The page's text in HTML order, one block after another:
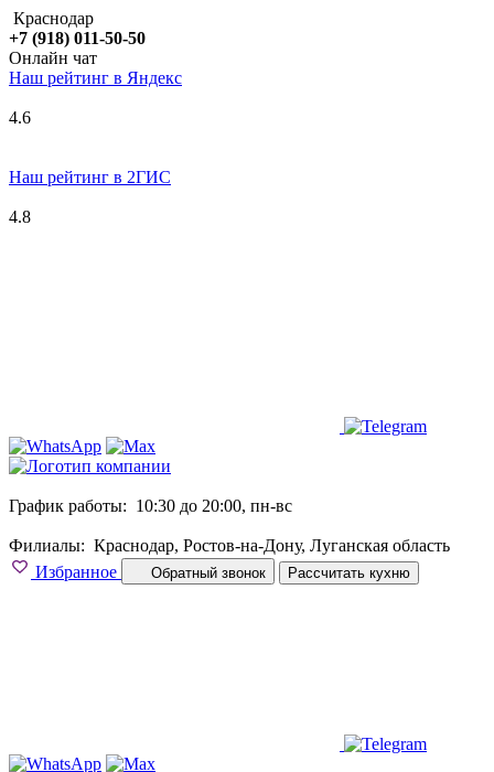
Краснодар
+7 (918) 011-50-50
Онлайн чат
Наш рейтинг в Яндекс
4.6
Наш рейтинг в 2ГИС
4.8
График работы: 10:30 до 20:00, пн-вс
Филиалы: Краснодар, Ростов-на-Дону, Луганская область
Избранное
Обратный звонок Рассчитать кухню